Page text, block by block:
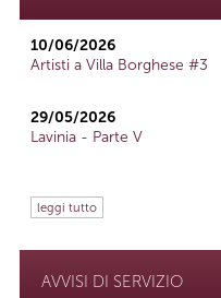
10/06/2026
Artisti a Villa Borghese #3
29/05/2026
Lavinia - Parte V
leggi tutto
AVVISI DI SERVIZIO